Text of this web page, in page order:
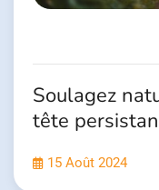
Soulagez
tête
15 Août 2024